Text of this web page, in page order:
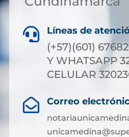
 Líneas de
(+57)(601)
Y WHATSAPP
CELULAR
 Correo